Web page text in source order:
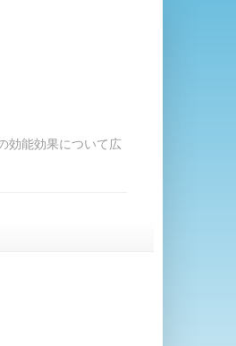
効能効果について広